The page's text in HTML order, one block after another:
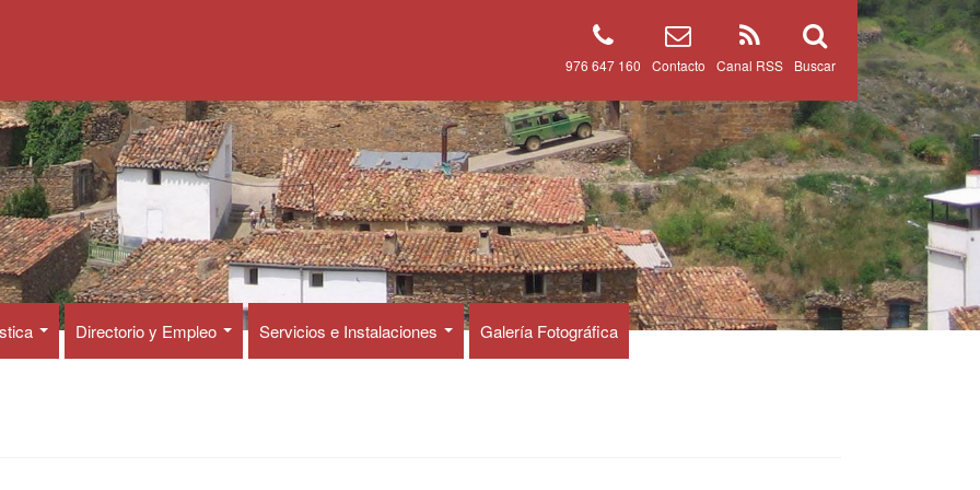
Buscar
Canal RSS
Contacto
976 647 160
Directorio y Empleo Servicios e Instalaciones Galería Fotográfica